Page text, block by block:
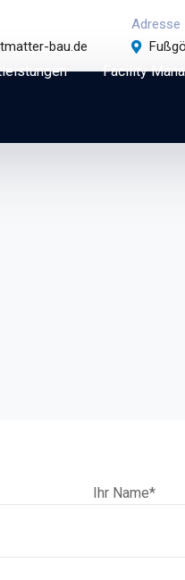
bau.de
Adresse
Facility
Ihr Name*